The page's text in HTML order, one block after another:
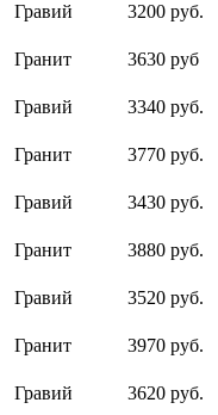
Гравий 3200 руб.
Гранит 3630 руб
Гравий 3340 руб.
Гранит 3770 руб.
Гравий 3430 руб.
Гранит 3880 руб.
Гравий 3520 руб.
Гранит 3970 руб.
Гравий 3620 руб.